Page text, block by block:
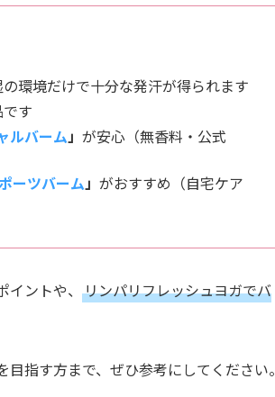
環境だけで十分な発汗が得られます
す
ルバーム」 が安心（無香料・公式
ーツバーム」 がおすすめ（自宅ケア
ントや、 リンパリフレッシュヨガでバ
指す方まで、ぜひ参考にしてください。